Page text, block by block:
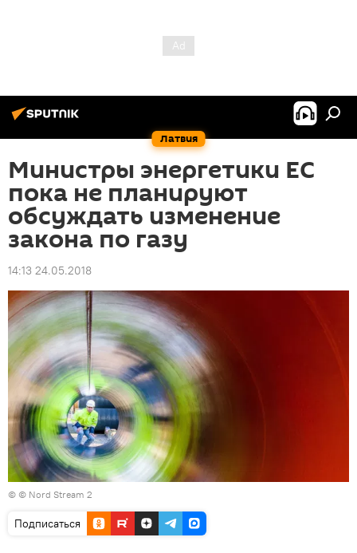
Латвия
Министры энергетики ЕС
пока не планируют
обсуждать изменение
закона по газу
14:13 24.05.2018
© © Nord Stream 2
Подписаться